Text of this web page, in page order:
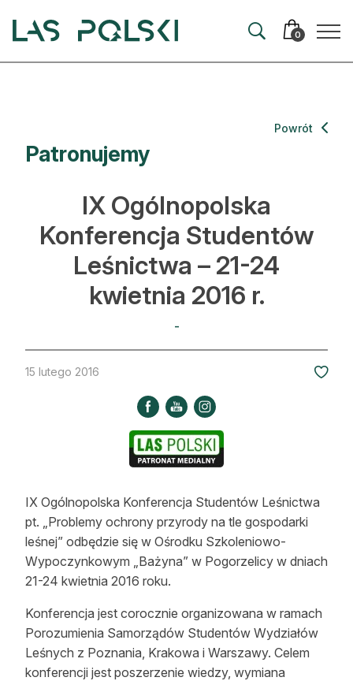
0
Artykuły
Hodowla lasu
Ochrona lasu
Nowe technologie
Prawo
Strefa eksperta
Leśnik na zakupach
Z zagranicy
Edukacja
Lasy prywatne
O nas
100 lat „Lasu Polskiego”
Patronujemy
Powrót
IX Ogólnopolska
Konferencja Studentów
Leśnictwa – 21-24
kwietnia 2016 r.
-
15 lutego 2016
IX Ogólnopolska Konferencja Studentów Leśnictwa
pt. „Problemy ochrony przyrody na tle gospodarki
leśnej” odbędzie się w Ośrodku Szkoleniowo-
Wypoczynkowym „Bażyna” w Pogorzelicy w dniach
21-24 kwietnia 2016 roku.
Konferencja jest corocznie organizowana w ramach
Porozumienia Samorządów Studentów Wydziałów
Leśnych z Poznania, Krakowa i Warszawy. Celem
konferencji jest poszerzenie wiedzy, wymiana